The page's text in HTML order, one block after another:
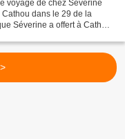
voyage de chez Séverine
dans le 29 de la
Séverine a offert à Cathou